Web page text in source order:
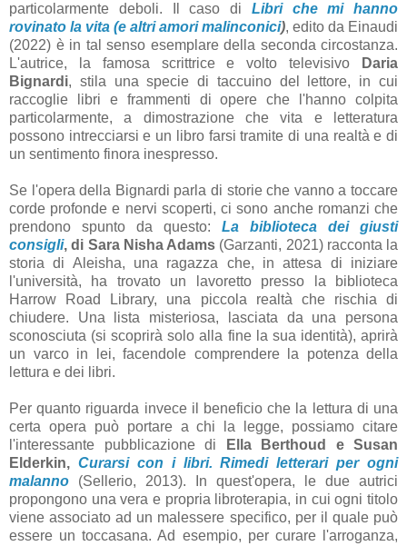
particolarmente deboli. Il caso di
Libri che mi hanno
rovinato la vita (e altri amori malinconici), edito da Einaudi
(2022) è in tal senso esemplare della seconda circostanza.
L'autrice, la famosa scrittrice e volto televisivo
Daria
Bignardi, stila una specie di taccuino del lettore, in cui
raccoglie libri e frammenti di opere che l'hanno colpita
particolarmente, a dimostrazione che vita e letteratura
possono intrecciarsi e un libro farsi tramite di una realtà e di
un sentimento finora inespresso.
Se l'opera della Bignardi parla di storie che vanno a toccare
corde profonde e nervi scoperti, ci sono anche romanzi che
prendono spunto da questo: La biblioteca dei giusti
consigli, di Sara Nisha Adams (Garzanti, 2021) racconta la
storia di Aleisha, una ragazza che, in attesa di iniziare
l'università, ha trovato un lavoretto presso la biblioteca
Harrow Road Library, una piccola realtà che rischia di
chiudere. Una lista misteriosa, lasciata da una persona
sconosciuta (si scoprirà solo alla fine la sua identità), aprirà
un varco in lei, facendole comprendere la potenza della
lettura e dei libri.
Per quanto riguarda invece il beneficio che la lettura di una
certa opera può portare a chi la legge, possiamo citare
l'interessante pubblicazione di
Ella Berthoud e Susan
Elderkin, Curarsi con i libri. Rimedi letterari per ogni
malanno (Sellerio, 2013). In quest'opera, le due autrici
propongono una vera e propria libroterapia, in cui ogni titolo
viene associato ad un malessere specifico, per il quale può
essere un toccasana. Ad esempio, per curare l'arroganza,